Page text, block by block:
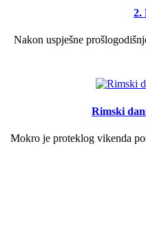
2.
Nakon uspješne
Rimski
Mokro je proteklog vikenda